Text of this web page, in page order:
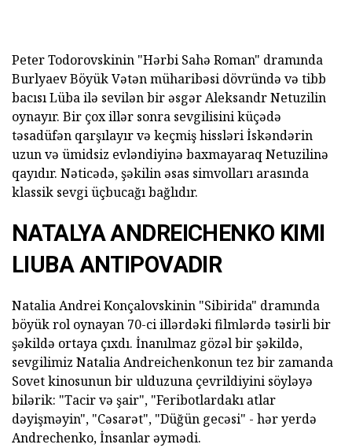
Peter Todorovskinin "Hərbi Sahə Roman" dramında
Burlyaev Böyük Vətən müharibəsi dövründə və tibb
bacısı Lüba ilə sevilən bir əsgər Aleksandr Netuzilin
oynayır. Bir çox illər sonra sevgilisini küçədə
təsadüfən qarşılayır və keçmiş hissləri İskəndərin
uzun və ümidsiz evləndiyinə baxmayaraq Netuzilinə
qayıdır. Nəticədə, şəkilin əsas simvolları arasında
klassik sevgi üçbucağı bağlıdır.
NATALYA ANDREICHENKO KIMI
LIUBA ANTIPOVADIR
Natalia Andrei Konçalovskinin "Sibirida" dramında
böyük rol oynayan 70-ci illərdəki filmlərdə təsirli bir
şəkildə ortaya çıxdı. İnanılmaz gözəl bir şəkildə,
sevgilimiz Natalia Andreichenkonun tez bir zamanda
Sovet kinosunun bir ulduzuna çevrildiyini söyləyə
bilərik: "Tacir və şair", "Feribotlardakı atlar
dəyişməyin", "Cəsarət", "Düğün gecəsi" - hər yerdə
Andrechenko, İnsanlar əymədi.